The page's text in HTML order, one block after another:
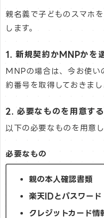
親名義で子どものスマホ
します。
1. 新規契約かMNPかを
MNPの場合は、今お使
約番号を取得しておきまし
2. 必要なものを用意する
以下の必要なものを用意し
必要なもの
親の本人確認書類
楽天IDとパスワード
クレジットカード情